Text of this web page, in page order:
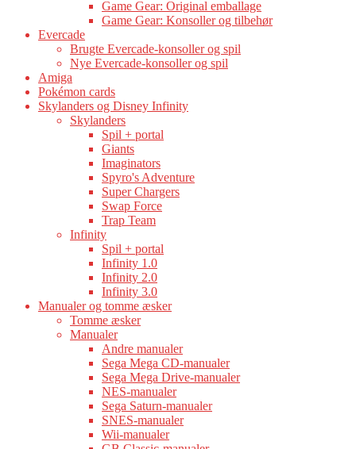
Game Gear: Original emballage
Game Gear: Konsoller og tilbehør
Evercade
Brugte Evercade-konsoller og spil
Nye Evercade-konsoller og spil
Amiga
Pokémon cards
Skylanders og Disney Infinity
Skylanders
Spil + portal
Giants
Imaginators
Spyro's Adventure
Super Chargers
Swap Force
Trap Team
Infinity
Spil + portal
Infinity 1.0
Infinity 2.0
Infinity 3.0
Manualer og tomme æsker
Tomme æsker
Manualer
Andre manualer
Sega Mega CD-manualer
Sega Mega Drive-manualer
NES-manualer
Sega Saturn-manualer
SNES-manualer
Wii-manualer